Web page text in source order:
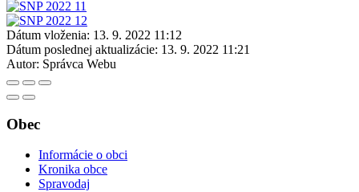
Dátum vloženia: 13. 9. 2022 11:12
Dátum poslednej aktualizácie: 13. 9. 2022 11:21
Autor: Správca Webu
Obec
Informácie o obci
Kronika obce
Spravodaj